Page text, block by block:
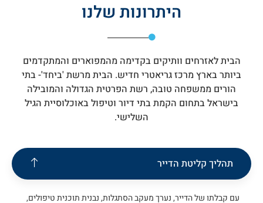
היתרונות שלנו
הבית לאזרחים וותיקים בקדימה מהמפוארים והמתקדמים
ביותר בארץ מרכז גריאטרי חדיש. הבית מרשת 'ביחד'- בתי
הורים ממשפחה טובה, רשת הפרטית הגדולה והמובילה
בישראל בתחום הקמת בתי דיור וטיפול באוכלוסיית הגיל
השלישי.
תהליך קליטת הדייר
עם קבלתו של הדייר, נערך מעקב הסתגלות, נבנית תוכנית טיפולים,